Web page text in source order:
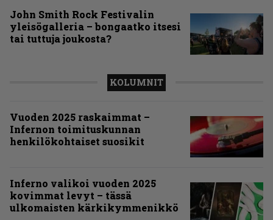
John Smith Rock Festivalin
yleisögalleria – bongaatko itsesi
tai tuttuja joukosta?
KOLUMNIT
Vuoden 2025 raskaimmat –
Infernon toimituskunnan
henkilökohtaiset suosikit
Inferno valikoi vuoden 2025
kovimmat levyt – tässä
ulkomaisten kärkikymmenikkö